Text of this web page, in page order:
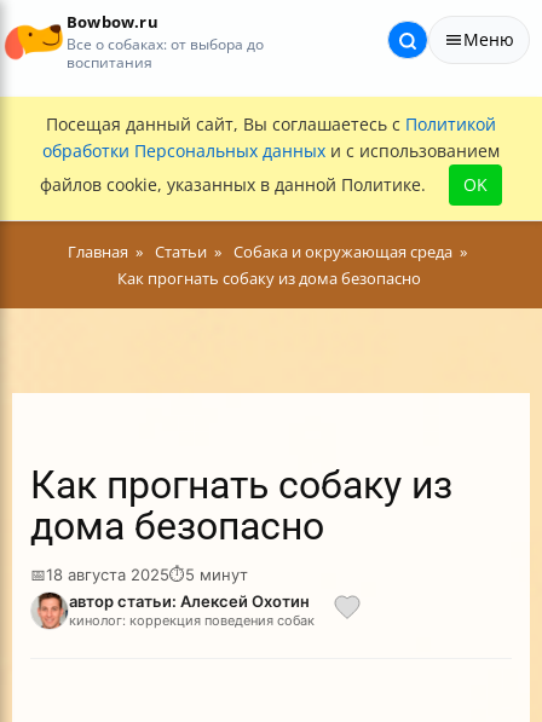
Bowbow.ru
Все о собаках: от выбора до
воспитания
Меню
Посещая данный сайт, Вы соглашаетесь с Политикой
обработки Персональных данных и с использованием
файлов cookie, указанных в данной Политике.
OK
Главная Статьи
Собака и окружающая среда
Как прогнать собаку из дома безопасно
Как прогнать собаку из
дома безопасно
📅18 августа 2025⏱5 минут
автор статьи: Алексей Охотин
кинолог: коррекция поведения собак